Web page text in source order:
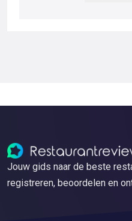
Jouw gids naar de beste
registreren, beoordelen en